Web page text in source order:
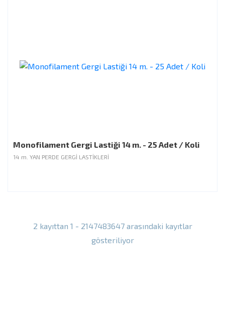
Monofilament Gergi Lastiği 14 m. - 25 Adet / Koli
14 m. YAN PERDE GERGİ LASTİKLERİ
2 kayıttan 1 - 2147483647 arasındaki kayıtlar
gösteriliyor